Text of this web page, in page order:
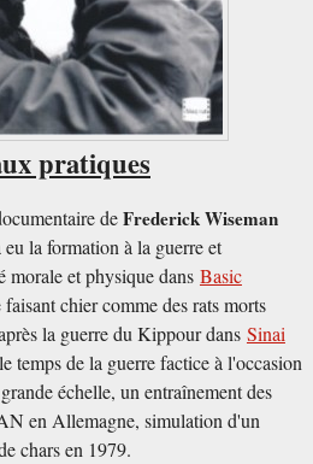
pratiques
deFrederick Wiseman
la formation à la guerre et
et physique dans Basic
chier comme des rats morts
la guerre du Kippour dans Sinai
temps de la guerre factice à l'occasion
échelle, un entraînement des
en Allemagne, simulation d'un
chars en 1979.